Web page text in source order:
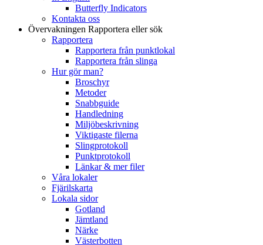
Butterfly Indicators
Kontakta oss
Övervakningen Rapportera eller sök
Rapportera
Rapportera från punktlokal
Rapportera från slinga
Hur gör man?
Broschyr
Metoder
Snabbguide
Handledning
Miljöbeskrivning
Viktigaste filerna
Slingprotokoll
Punktprotokoll
Länkar & mer filer
Våra lokaler
Fjärilskarta
Lokala sidor
Gotland
Jämtland
Närke
Västerbotten